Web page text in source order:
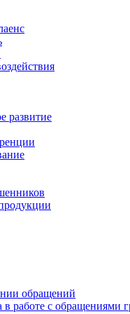
развитие
обращений
в работе с обращениями